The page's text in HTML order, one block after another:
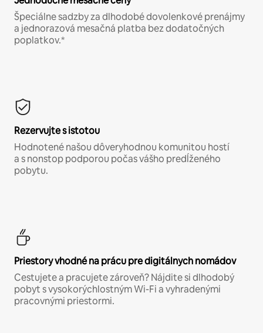
Špeciálne sadzby za dlhodobé dovolenkové prenájmy
a jednorazová mesačná platba bez dodatočných
poplatkov.*
Rezervujte s istotou
Hodnotené našou dôveryhodnou komunitou hostí
a s nonstop podporou počas vášho predĺženého
pobytu.
Priestory vhodné na prácu pre digitálnych nomádov
Cestujete a pracujete zároveň? Nájdite si dlhodobý
pobyt s vysokorýchlostným Wi-Fi a vyhradenými
pracovnými priestormi.